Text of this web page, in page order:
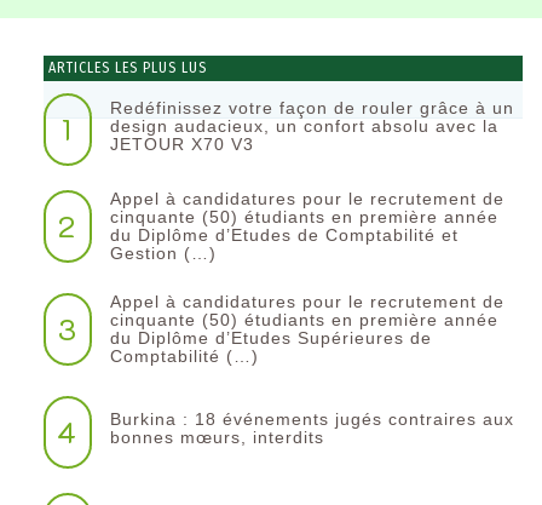
ARTICLES LES PLUS LUS
1
Redéfinissez votre façon de rouler grâce à un
design audacieux, un confort absolu avec la
JETOUR X70 V3
2
Appel à candidatures pour le recrutement de
cinquante (50) étudiants en première année
du Diplôme d’Etudes de Comptabilité et
Gestion (…)
3
Appel à candidatures pour le recrutement de
cinquante (50) étudiants en première année
du Diplôme d’Etudes Supérieures de
Comptabilité (…)
4
Burkina : 18 événements jugés contraires aux
bonnes mœurs, interdits